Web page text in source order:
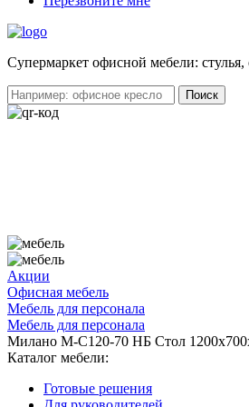
Cупермаркет офисной мебели:
Акции
Офисная мебель
Мебель для персонала
Мебель для персонала
Милано М-C120-70 НБ Стол
Каталог мебели:
Готовые решения